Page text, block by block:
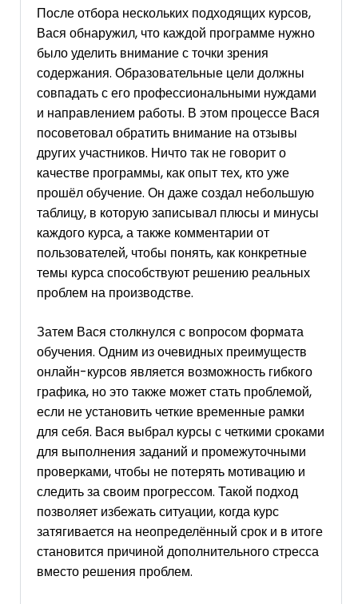
После отбора нескольких подходящих курсов,
Вася обнаружил, что каждой программе нужно
было уделить внимание с точки зрения
содержания. Образовательные цели должны
совпадать с его профессиональными нуждами
и направлением работы. В этом процессе Вася
посоветовал обратить внимание на отзывы
других участников. Ничто так не говорит о
качестве программы, как опыт тех, кто уже
прошёл обучение. Он даже создал небольшую
таблицу, в которую записывал плюсы и минусы
каждого курса, а также комментарии от
пользователей, чтобы понять, как конкретные
темы курса способствуют решению реальных
проблем на производстве.
Затем Вася столкнулся с вопросом формата
обучения. Одним из очевидных преимуществ
онлайн-курсов является возможность гибкого
графика, но это также может стать проблемой,
если не установить четкие временные рамки
для себя. Вася выбрал курсы с четкими сроками
для выполнения заданий и промежуточными
проверками, чтобы не потерять мотивацию и
следить за своим прогрессом. Такой подход
позволяет избежать ситуации, когда курс
затягивается на неопределённый срок и в итоге
становится причиной дополнительного стресса
вместо решения проблем.